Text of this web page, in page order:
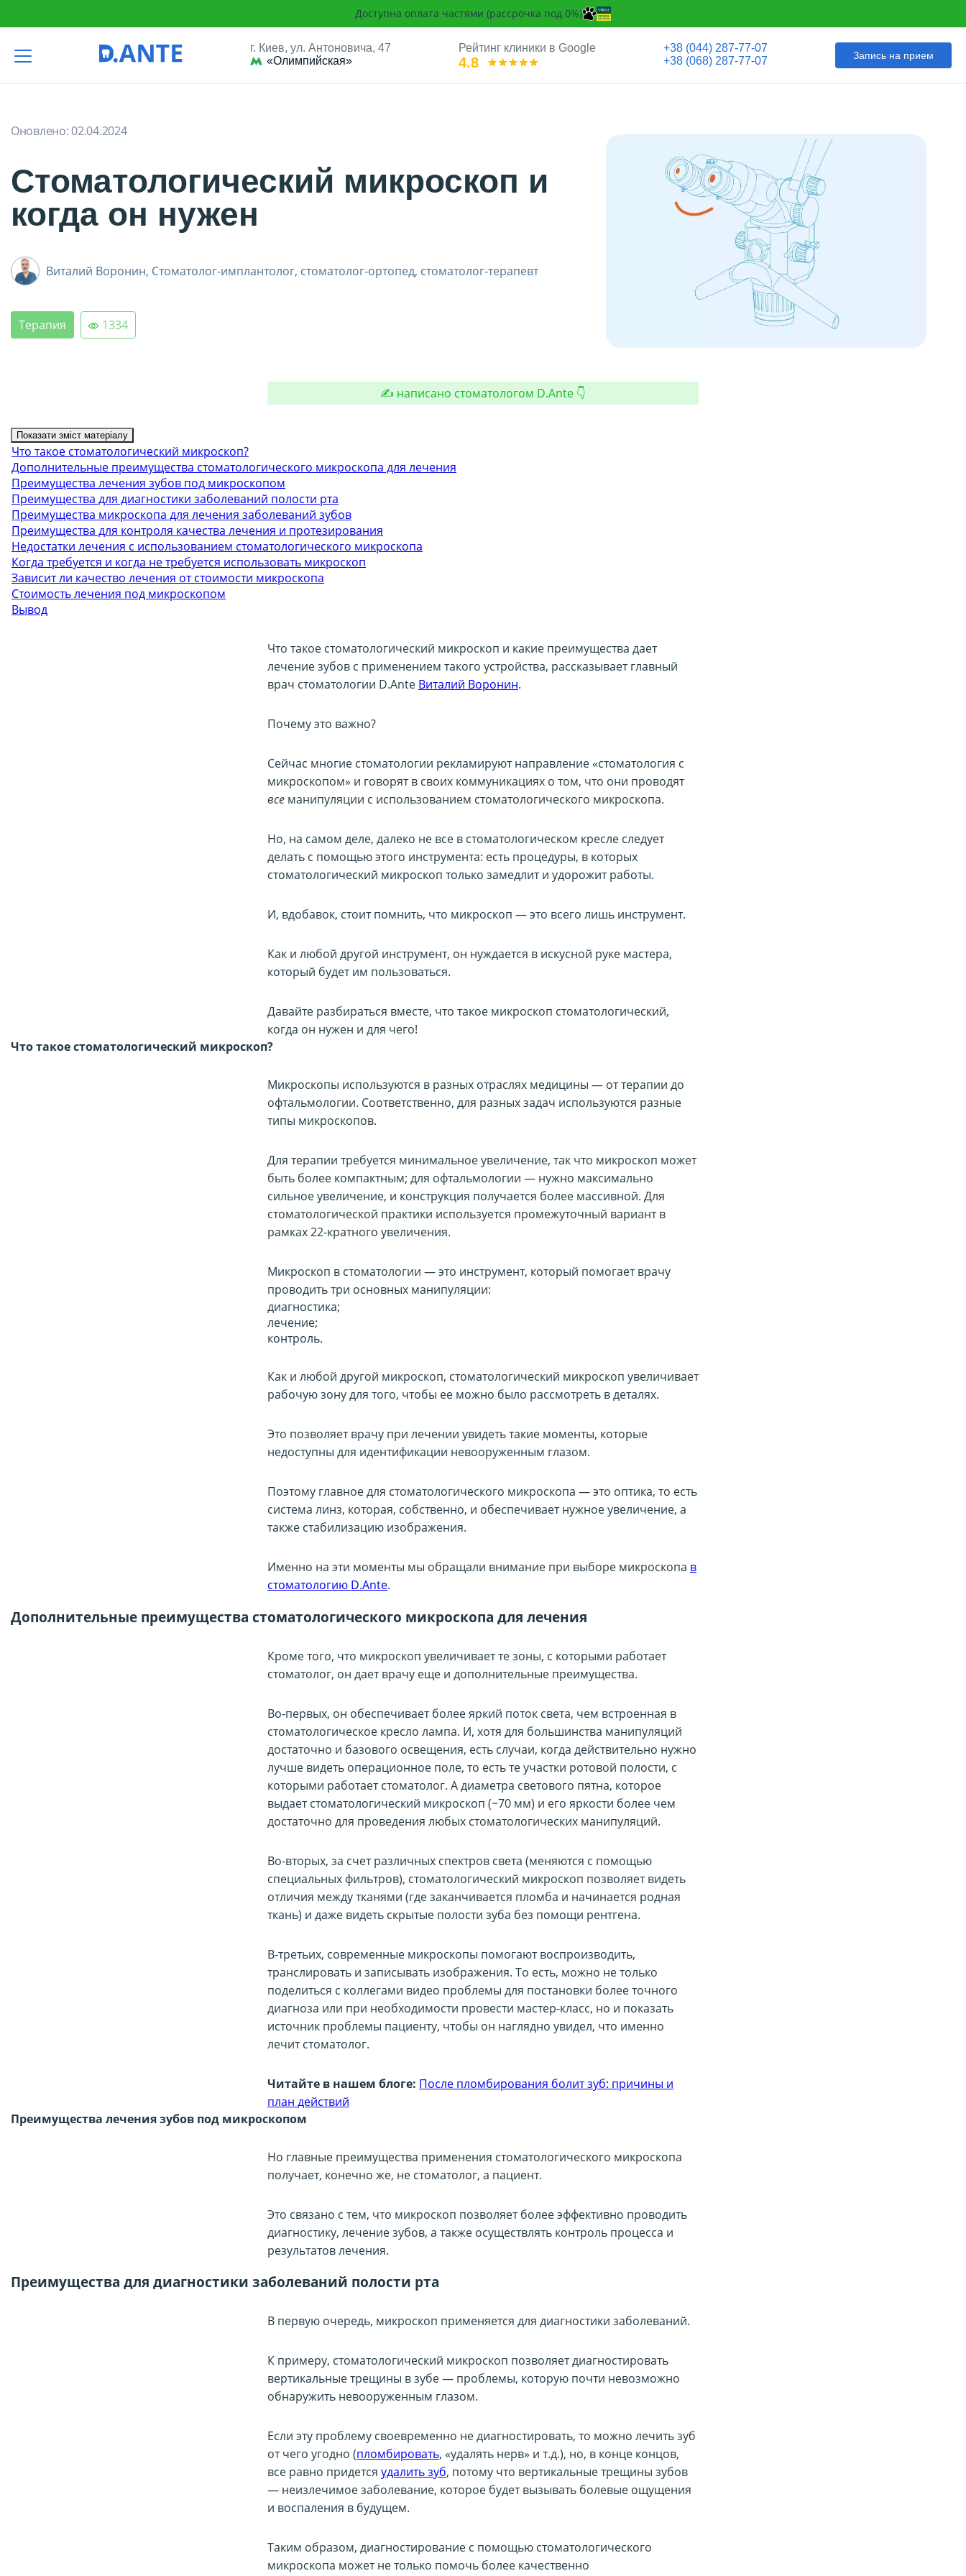
Доступна оплата частями (рассрочка под 0%)
г. Киев, ул. Антоновича, 47
«Олимпийская»
Рейтинг клиники в Google
4.8
+38 (044) 287-77-07
+38 (068) 287-77-07
Запись на прием
Оновлено:02.04.2024
Стоматологический микроскоп и
когда он нужен
Виталий Воронин, Стоматолог-имплантолог, стоматолог-ортопед, стоматолог-терапевт
Терапия 1334
✍️ написано стоматологом D.Ante 👇
Показати зміст матеріалу
Что такое стоматологический микроскоп?
Дополнительные преимущества стоматологического микроскопа для лечения
Преимущества лечения зубов под микроскопом
Преимущества для диагностики заболеваний полости рта
Преимущества микроскопа для лечения заболеваний зубов
Преимущества для контроля качества лечения и протезирования
Недостатки лечения с использованием стоматологического микроскопа
Когда требуется и когда не требуется использовать микроскоп
Зависит ли качество лечения от стоимости микроскопа
Стоимость лечения под микроскопом
Вывод
Что такое стоматологический микроскоп и какие преимущества дает
лечение зубов с применением такого устройства, рассказывает главный
врач стоматологии D.Ante Виталий Воронин.
Почему это важно?
Сейчас многие стоматологии рекламируют направление «стоматология с
микроскопом» и говорят в своих коммуникациях о том, что они проводят
все манипуляции с использованием стоматологического микроскопа.
Но, на самом деле, далеко не все в стоматологическом кресле следует
делать с помощью этого инструмента: есть процедуры, в которых
стоматологический микроскоп только замедлит и удорожит работы.
И, вдобавок, стоит помнить, что микроскоп — это всего лишь инструмент.
Как и любой другой инструмент, он нуждается в искусной руке мастера,
который будет им пользоваться.
Давайте разбираться вместе, что такое микроскоп стоматологический,
когда он нужен и для чего!
Что такое стоматологический микроскоп?
Микроскопы используются в разных отраслях медицины — от терапии до
офтальмологии. Соответственно, для разных задач используются разные
типы микроскопов.
Для терапии требуется минимальное увеличение, так что микроскоп может
быть более компактным; для офтальмологии — нужно максимально
сильное увеличение, и конструкция получается более массивной. Для
стоматологической практики используется промежуточный вариант в
рамках 22-кратного увеличения.
Микроскоп в стоматологии — это инструмент, который помогает врачу
проводить три основных манипуляции:
диагностика;
лечение;
контроль.
Как и любой другой микроскоп, стоматологический микроскоп увеличивает
рабочую зону для того, чтобы ее можно было рассмотреть в деталях.
Это позволяет врачу при лечении увидеть такие моменты, которые
недоступны для идентификации невооруженным глазом.
Поэтому главное для стоматологического микроскопа — это оптика, то есть
система линз, которая, собственно, и обеспечивает нужное увеличение, а
также стабилизацию изображения.
Именно на эти моменты мы обращали внимание при выборе микроскопа в
стоматологию D.Ante.
Дополнительные преимущества стоматологического микроскопа для лечения
Кроме того, что микроскоп увеличивает те зоны, с которыми работает
стоматолог, он дает врачу еще и дополнительные преимущества.
Во-первых, он обеспечивает более яркий поток света, чем встроенная в
стоматологическое кресло лампа. И, хотя для большинства манипуляций
достаточно и базового освещения, есть случаи, когда действительно нужно
лучше видеть операционное поле, то есть те участки ротовой полости, с
которыми работает стоматолог. А диаметра светового пятна, которое
выдает стоматологический микроскоп (~70 мм) и его яркости более чем
достаточно для проведения любых стоматологических манипуляций.
Во-вторых, за счет различных спектров света (меняются с помощью
специальных фильтров), стоматологический микроскоп позволяет видеть
отличия между тканями (где заканчивается пломба и начинается родная
ткань) и даже видеть скрытые полости зуба без помощи рентгена.
В-третьих, современные микроскопы помогают воспроизводить,
транслировать и записывать изображения. То есть, можно не только
поделиться с коллегами видео проблемы для постановки более точного
диагноза или при необходимости провести мастер-класс, но и показать
источник проблемы пациенту, чтобы он наглядно увидел, что именно
лечит стоматолог.
Читайте в нашем блоге: После пломбирования болит зуб: причины и
план действий
Преимущества лечения зубов под микроскопом
Но главные преимущества применения стоматологического микроскопа
получает, конечно же, не стоматолог, а пациент.
Это связано с тем, что микроскоп позволяет более эффективно проводить
диагностику, лечение зубов, а также осуществлять контроль процесса и
результатов лечения.
Преимущества для диагностики заболеваний полости рта
В первую очередь, микроскоп применяется для диагностики заболеваний.
К примеру, стоматологический микроскоп позволяет диагностировать
вертикальные трещины в зубе — проблемы, которую почти невозможно
обнаружить невооруженным глазом.
Если эту проблему своевременно не диагностировать, то можно лечить зуб
от чего угодно (пломбировать, «удалять нерв» и т.д.), но, в конце концов,
все равно придется удалить зуб, потому что вертикальные трещины зубов
— неизлечимое заболевание, которое будет вызывать болевые ощущения
и воспаления в будущем.
Таким образом, диагностирование с помощью стоматологического
микроскопа может не только помочь более качественно